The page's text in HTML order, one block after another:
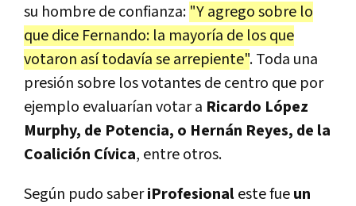
su hombre de confianza: "Y agrego sobre lo
que dice Fernando: la mayoría de los que
votaron así todavía se arrepiente". Toda una
presión sobre los votantes de centro que por
ejemplo evaluarían votar a Ricardo López
Murphy, de Potencia, o Hernán Reyes, de la
Coalición Cívica, entre otros.
Según pudo saberiProfesionaleste fueun